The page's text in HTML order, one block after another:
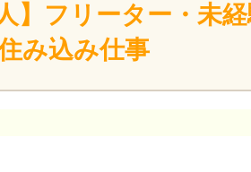
】フリーター・未
み込み仕事